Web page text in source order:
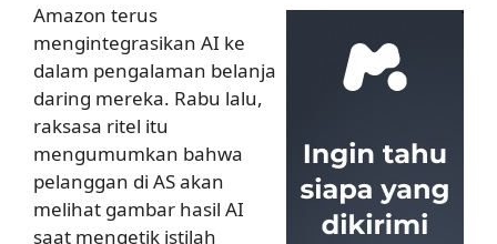
Amazon terus
mengintegrasikan AI ke
dalam pengalaman belanja
daring mereka. Rabu lalu,
raksasa ritel itu
mengumumkan bahwa
pelanggan di AS akan
melihat gambar hasil AI
saat mengetik istilah